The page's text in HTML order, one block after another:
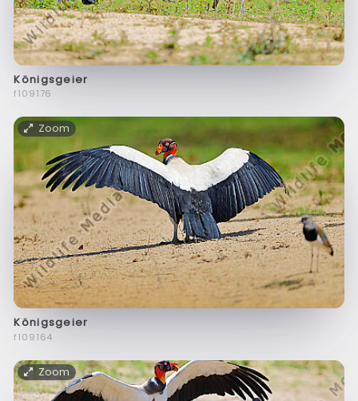
Königsgeier
f109176
Zoom
Königsgeier
f109164
Zoom